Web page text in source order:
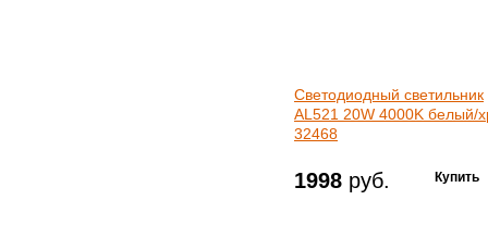
Светодиодный светильник
AL521 20W 4000K белый/
32468
1998 руб.